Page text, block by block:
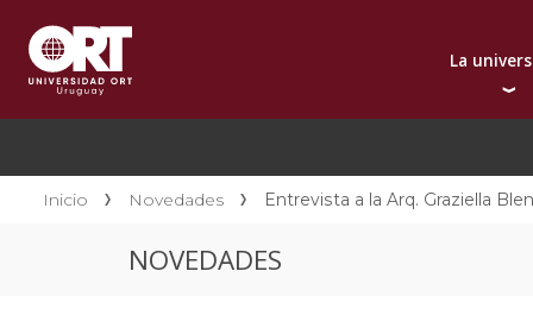
La
Presentación
Reconocimientos
Inicio Novedades Entrevista a la Arq. Graziella
NOVEDADES